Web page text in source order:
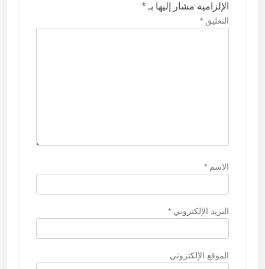
الإلزامية مشار إليها بـ *
التعليق *
الاسم *
البريد الإلكتروني *
الموقع الإلكتروني